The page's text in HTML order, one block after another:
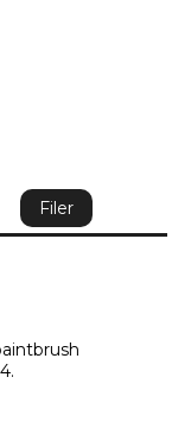
Filer